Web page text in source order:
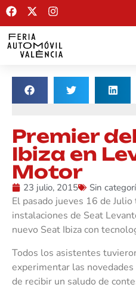
Premier
Ibiza en
Motor
23 julio, 2015 Sin
El pasado jueves 16 de
instalaciones de Seat
nuevo Seat Ibiza con
Todos los asistentes
experimentar las
de recibir un saludo de